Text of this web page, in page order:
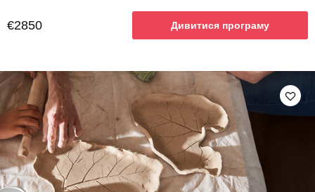
€2850 Дивитися програму